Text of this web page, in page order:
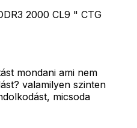
2000 CL9 " CTG
mondani ami nem
valamilyen szinten
micsoda